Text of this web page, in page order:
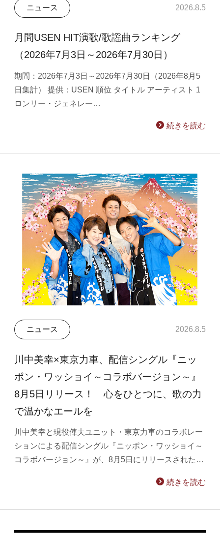
ニュース 2026.8.5
月間USEN HIT演歌/歌謡曲ランキング
（2026年7月3日～2026年7月30日）
期間：2026年7月3日～2026年7月30日（2026年8月5
日集計） 提供：USEN 順位 タイトル アーティスト 1
ロンリー・ジェネレー…
続きを読む
ニュース 2026.8.5
川中美幸×東京力車、配信シングル『ニッ
ポン・ワッショイ～コラボバージョン～』
8月5日リリース！ 心をひとつに、歌の力
で温かなエールを
川中美幸と現役俥夫ユニット・東京力車のコラボレー
ションによる配信シングル『ニッポン・ワッショイ～
コラボバージョン～』が、8月5日にリリースされた…
続きを読む